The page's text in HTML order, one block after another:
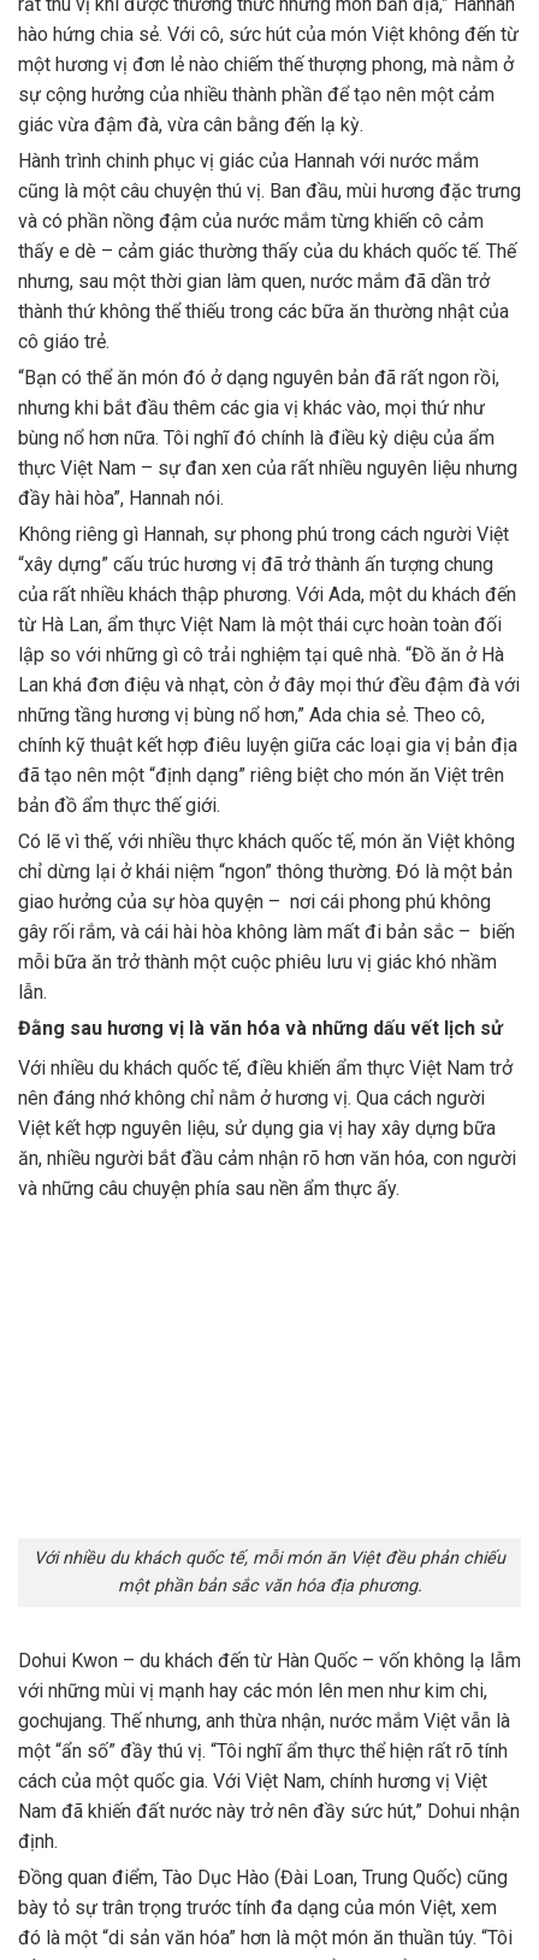
hào hứng chia sẻ. Với cô, sức hút của món Việt không đến từ
một hương vị đơn lẻ nào chiếm thế thượng phong, mà nằm ở
sự cộng hưởng của nhiều thành phần để tạo nên một cảm
giác vừa đậm đà, vừa cân bằng đến lạ kỳ.
Hành trình chinh phục vị giác của Hannah với nước mắm
cũng là một câu chuyện thú vị. Ban đầu, mùi hương đặc trưng
và có phần nồng đậm của nước mắm từng khiến cô cảm
thấy e dè – cảm giác thường thấy của du khách quốc tế. Thế
nhưng, sau một thời gian làm quen, nước mắm đã dần trở
thành thứ không thể thiếu trong các bữa ăn thường nhật của
cô giáo trẻ.
“Bạn có thể ăn món đó ở dạng nguyên bản đã rất ngon rồi,
nhưng khi bắt đầu thêm các gia vị khác vào, mọi thứ như
bùng nổ hơn nữa. Tôi nghĩ đó chính là điều kỳ diệu của ẩm
thực Việt Nam – sự đan xen của rất nhiều nguyên liệu nhưng
đầy hài hòa”, Hannah nói.
Không riêng gì Hannah, sự phong phú trong cách người Việt
“xây dựng” cấu trúc hương vị đã trở thành ấn tượng chung
của rất nhiều khách thập phương. Với Ada, một du khách đến
từ Hà Lan, ẩm thực Việt Nam là một thái cực hoàn toàn đối
lập so với những gì cô trải nghiệm tại quê nhà. “Đồ ăn ở Hà
Lan khá đơn điệu và nhạt, còn ở đây mọi thứ đều đậm đà với
những tầng hương vị bùng nổ hơn,” Ada chia sẻ. Theo cô,
chính kỹ thuật kết hợp điêu luyện giữa các loại gia vị bản địa
đã tạo nên một “định dạng” riêng biệt cho món ăn Việt trên
bản đồ ẩm thực thế giới.
Có lẽ vì thế, với nhiều thực khách quốc tế, món ăn Việt không
chỉ dừng lại ở khái niệm “ngon” thông thường. Đó là một bản
giao hưởng của sự hòa quyện – nơi cái phong phú không
gây rối rắm, và cái hài hòa không làm mất đi bản sắc – biến
mỗi bữa ăn trở thành một cuộc phiêu lưu vị giác khó nhầm
lẫn.
Đằng sau hương vị là văn hóa và những dấu vết lịch sử
Với nhiều du khách quốc tế, điều khiến ẩm thực Việt Nam trở
nên đáng nhớ không chỉ nằm ở hương vị. Qua cách người
Việt kết hợp nguyên liệu, sử dụng gia vị hay xây dựng bữa
ăn, nhiều người bắt đầu cảm nhận rõ hơn văn hóa, con người
và những câu chuyện phía sau nền ẩm thực ấy.
Với nhiều du khách quốc tế, mỗi món ăn Việt đều phản chiếu
một phần bản sắc văn hóa địa phương.
Dohui Kwon – du khách đến từ Hàn Quốc – vốn không lạ lẫm
với những mùi vị mạnh hay các món lên men như kim chi,
gochujang. Thế nhưng, anh thừa nhận, nước mắm Việt vẫn là
một “ẩn số” đầy thú vị. “Tôi nghĩ ẩm thực thể hiện rất rõ tính
cách của một quốc gia. Với Việt Nam, chính hương vị Việt
Nam đã khiến đất nước này trở nên đầy sức hút,” Dohui nhận
định.
Đồng quan điểm, Tào Dục Hào (Đài Loan, Trung Quốc) cũng
bày tỏ sự trân trọng trước tính đa dạng của món Việt, xem
đó là một “di sản văn hóa” hơn là một món ăn thuần túy. “Tôi